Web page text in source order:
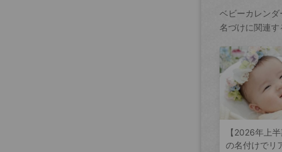
ベビーカレン
名づけに関連す
【2026年上
の名付けでリ